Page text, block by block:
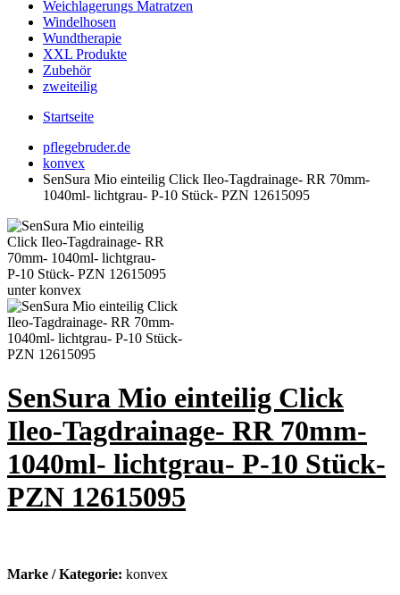
Weichlagerungs Matratzen
Windelhosen
Wundtherapie
XXL Produkte
Zubehör
zweiteilig
Startseite
pflegebruder.de
konvex
SenSura Mio einteilig Click Ileo-Tagdrainage- RR 70mm-
1040ml- lichtgrau- P-10 Stück- PZN 12615095
SenSura Mio einteilig Click
Ileo-Tagdrainage- RR 70mm-
1040ml- lichtgrau- P-10 Stück-
PZN 12615095
Marke / Kategorie: konvex